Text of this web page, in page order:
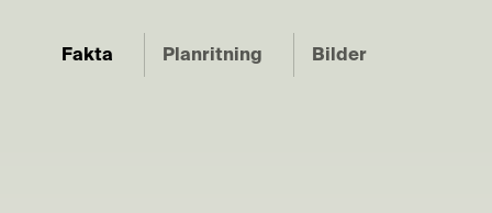
Fakta Planritning Bilder